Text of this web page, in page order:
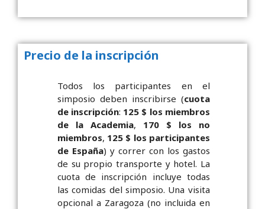
Precio de la inscripción
Todos los participantes en el
simposio deben inscribirse (cuota
de inscripción: 125 $ los miembros
de la Academia, 170 $ los no
miembros, 125 $ los participantes
de España) y correr con los gastos
de su propio transporte y hotel. La
cuota de inscripción incluye todas
las comidas del simposio. Una visita
opcional a Zaragoza (no incluida en